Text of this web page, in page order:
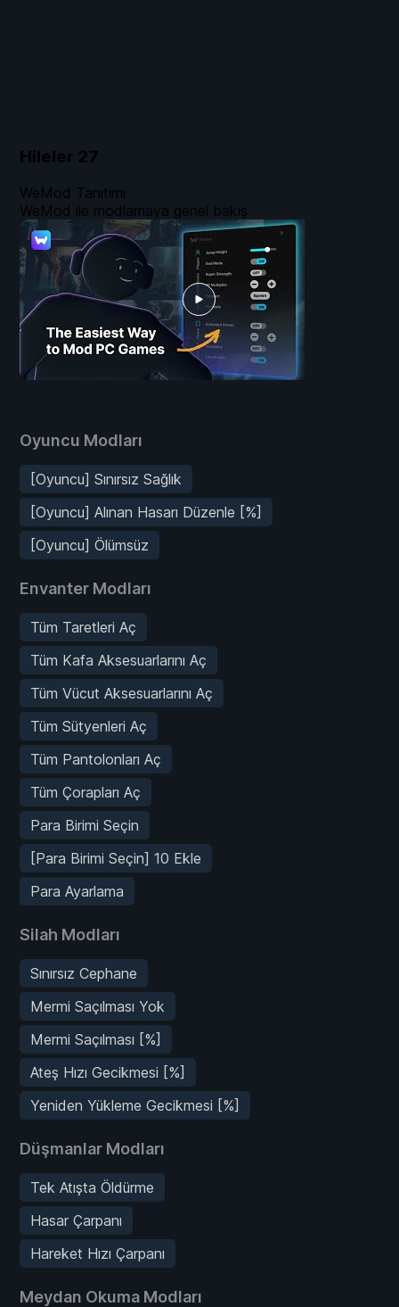
Hileler 27
Oyuncu Modları
[Oyuncu] Sınırsız Sağlık
[Oyuncu] Alınan Hasarı Düzenle [%]
[Oyuncu] Ölümsüz
Envanter Modları
Tüm Taretleri Aç
Tüm Kafa Aksesuarlarını Aç
Tüm Vücut Aksesuarlarını Aç
Tüm Sütyenleri Aç
Tüm Pantolonları Aç
Tüm Çorapları Aç
Para Birimi Seçin
[Para Birimi Seçin] 10 Ekle
Para Ayarlama
Silah Modları
Sınırsız Cephane
Mermi Saçılması Yok
Mermi Saçılması [%]
Ateş Hızı Gecikmesi [%]
Yeniden Yükleme Gecikmesi [%]
Düşmanlar Modları
Tek Atışta Öldürme
Hasar Çarpanı
Hareket Hızı Çarpanı
Meydan Okuma Modları
WeMod Tanıtımı
WeMod ile modlamaya genel bakış